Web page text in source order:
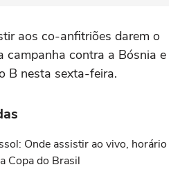
aos co-anfitriões darem o
campanha contra a Bósnia ‌e
B nesta sexta-feira.
Onde assistir ao vivo, horário
Copa do Brasil